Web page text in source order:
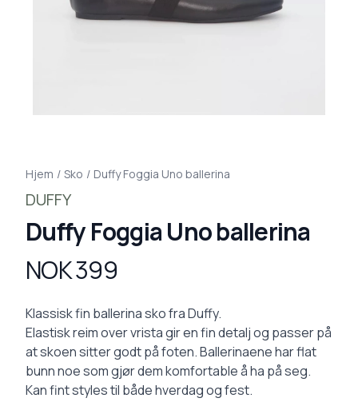
Hjem / Sko / Duffy Foggia Uno ballerina
DUFFY
Duffy Foggia Uno ballerina
Produktdetaljer
NOK 399
Description
Klassisk fin ballerina sko fra Duffy.
Elastisk reim over vrista gir en fin detalj og passer på
at skoen sitter godt på foten. Ballerinaene har flat
bunn noe som gjør dem komfortable å ha på seg.
Kan fint styles til både hverdag og fest.